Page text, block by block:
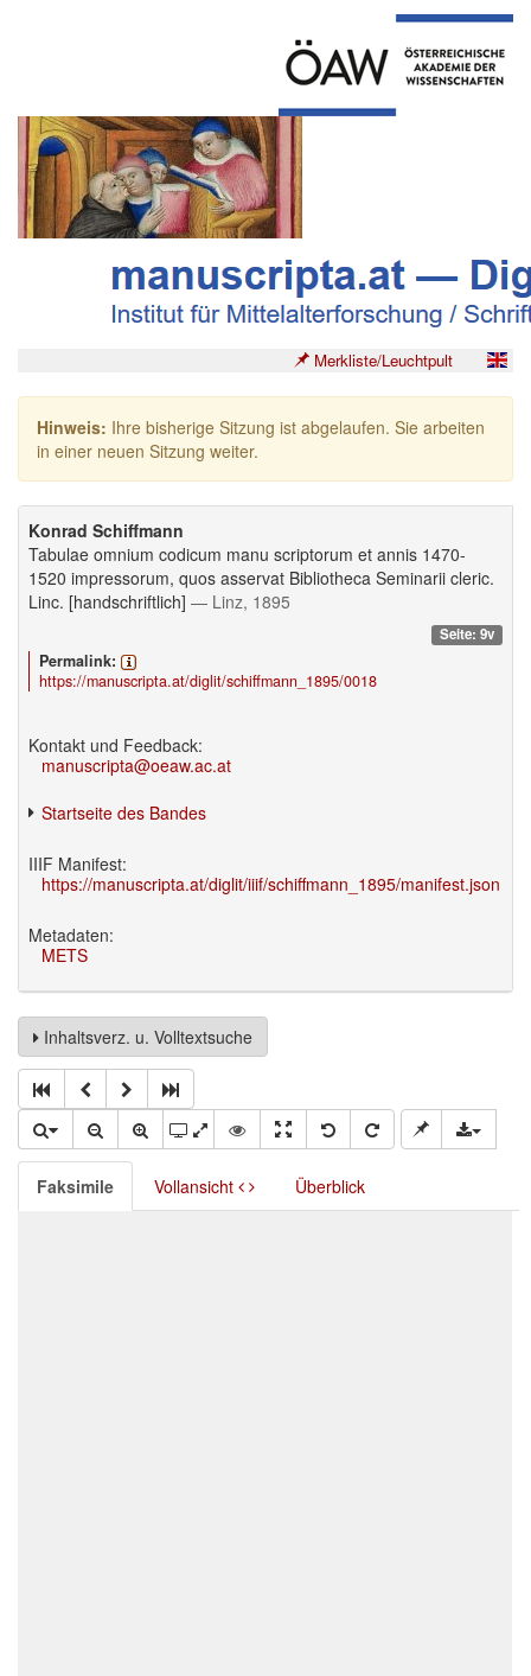
Merkliste/Leuchtpult
Hinweis: Ihre bisherige Sitzung ist abgelaufen. Sie arbeiten
in einer neuen Sitzung weiter.
Konrad Schiffmann
Tabulae omnium codicum manu scriptorum et annis 1470-
1520 impressorum, quos asservat Bibliotheca Seminarii cleric.
Linc. [handschriftlich] — Linz, 1895
Seite: 9v
Permalink:
https://manuscripta.at/diglit/schiffmann_1895/0018
Kontakt und Feedback:
manuscripta@oeaw.ac.at
Startseite des Bandes
IIIF Manifest:
https://manuscripta.at/diglit/iiif/schiffmann_1895/manifest.json
Metadaten:
METS
Inhaltsverz. u. Volltextsuche
Faksimile Vollansicht Überblick